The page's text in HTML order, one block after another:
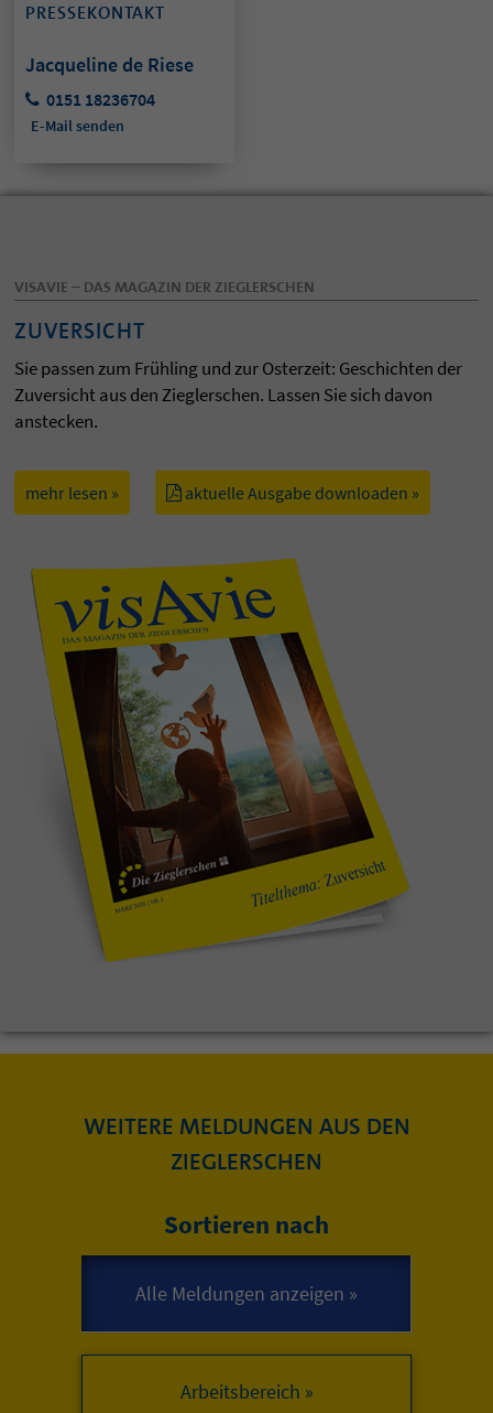
PRESSEKONTAKT
Jacqueline de Riese
0151 18236704
E-Mail senden
VISAVIE – DAS MAGAZIN DER ZIEGLERSCHEN
ZUVERSICHT
Sie passen zum Frühling und zur Osterzeit: Geschichten der
Zuversicht aus den Zieglerschen. Lassen Sie sich davon
anstecken.
mehr lesen » aktuelle Ausgabe downloaden »
WEITERE MELDUNGEN AUS DEN
ZIEGLERSCHEN
Sortieren nach
Arbeitsbereich »